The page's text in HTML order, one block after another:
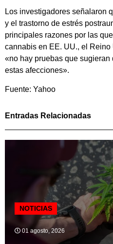
Los investigadores señalaron
y el trastorno de estrés
principales razones por las
cannabis en EE. UU., el
«no hay pruebas que
estas afecciones».
Fuente: Yahoo
Entradas Relacionadas
NOTICIAS
01 agosto, 2026